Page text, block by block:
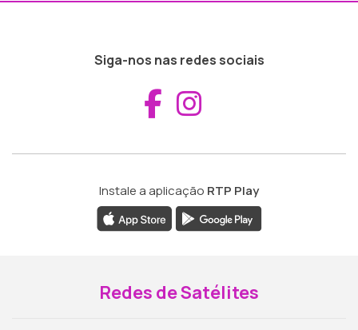
Siga-nos nas redes sociais
Aceder ao
Instale a aplicação RTP Play
Redes de Satélites